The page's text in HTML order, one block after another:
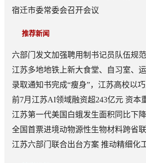
宿迁市委常委会召开会议
推荐新闻
六部门发文加强聘用制书记员队伍规
江苏多地地铁上新大食堂、自习室、
——从“客流通道”到“生活场景”
录取通知书完成“瘦身”，江苏高校以
一课
前7月江苏AI领域融资超243亿元 资本
底盘夯实
江苏第一代美国白蛾发生面积同比下
全国首票进境动物源性生物材料跨省
江苏六部门联合出台方案 推动精细化